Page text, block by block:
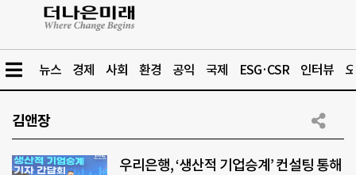
뉴스 경제 사회 환경 공익 국제 ESG·CSR 인터뷰
김앤장
우리은행, ‘생산적 기업승계’ 컨설팅 통해